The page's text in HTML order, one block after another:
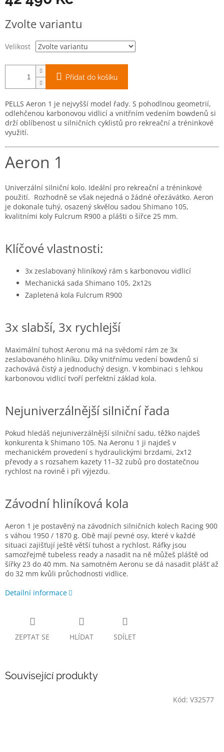
cena:
Zvolte variantu
Velikost
Přidat do košíku
PELLS Aeron 1 je nejvyšší model řady. S pohodlnou geometrií,
odlehčenou karbonovou vidlicí a vnitřním vedením bowdenů si
drží oblíbenost u silničních cyklistů pro rekreační a tréninkové
využití.
Aeron 1
Univerzální silniční kolo. Ideální pro rekreační a tréninkové
použití. Rozhodně se však nejedná o žádné ořezávátko. Aeron
je dokonale tuhý, osazený skvělou sadou Shimano 105,
kvalitními koly Fulcrum R900 a plášti o šířce 25 mm.
Klíčové vlastnosti:
3x zeslabovaný hliníkový rám s karbonovou vidlicí
Mechanická sada Shimano 105, 2x12s
Zapletená kola Fulcrum R900
3x slabší, 3x rychlejší
Maximální tuhost Aeronu má na svědomí rám ze 3x
zeslabovaného hliníku. Díky vnitřnímu vedení bowdenů si
zachovává čistý a jednoduchý design. V kombinaci s lehkou
karbonovou vidlicí tvoří perfektní základ kola.
Nejuniverzálnější silniční řada
Pokud hledáš nejuniverzálnější silniční sadu, těžko najdeš
konkurenta k Shimano 105. Na Aeronu 1 ji najdeš v
mechanickém provedení s hydraulickými brzdami, 2x12
převody a s rozsahem kazety 11–32 zubů pro dostatečnou
rychlost na rovině i při výjezdu.
Závodní hliníková kola
Aeron 1 je postavěný na závodních silničních kolech Racing 900
s váhou 1950 / 1870 g. Obě mají pevné osy, které v každé
situaci zajišťují ještě větší tuhost a rychlost. Ráfky jsou
samozřejmě tubeless ready a nasadit na ně můžeš pláště od
šířky 23 do 40 mm. Na samotném Aeronu se dá nasadit plášť až
do 32 mm kvůli průchodnosti vidlice.
Detailní informace
ZEPTAT SE HLÍDAT SDÍLET
Související produkty
Kód: V32577